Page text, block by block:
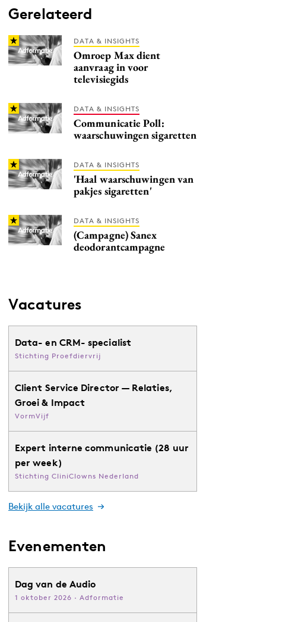
Gerelateerd
DATA & INSIGHTS
Omroep Max dient
aanvraag in voor
televisiegids
DATA & INSIGHTS
Communicatie Poll:
waarschuwingen sigaretten
DATA & INSIGHTS
'Haal waarschuwingen van
pakjes sigaretten'
DATA & INSIGHTS
(Campagne) Sanex
deodorantcampagne
Vacatures
Data- en CRM- specialist
Stichting Proefdiervrij
Client Service Director — Relaties,
Groei & Impact
VormVijf
Expert interne communicatie (28 uur
per week)
Stichting CliniClowns Nederland
Bekijk alle vacatures
Evenementen
Dag van de Audio
1 oktober 2026 · Adformatie